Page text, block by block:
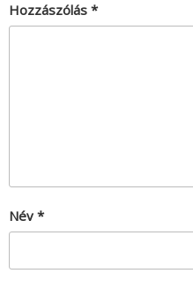
Hozzászólás *
Név *